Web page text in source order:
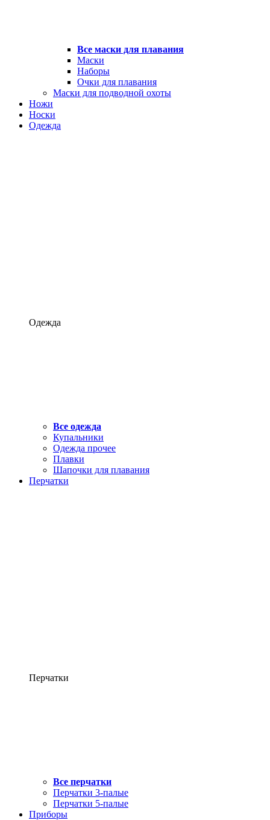
Все маски для плавания
Маски
Наборы
Очки для плавания
Маски для подводной охоты
Ножи
Носки
Одежда
Одежда
Все одежда
Купальники
Одежда прочее
Плавки
Шапочки для плавания
Перчатки
Перчатки
Все перчатки
Перчатки 3-палые
Перчатки 5-палые
Приборы